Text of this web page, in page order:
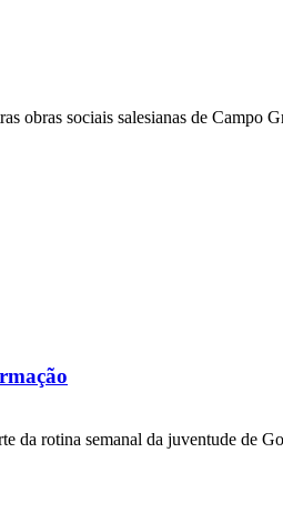
obras sociais salesianas de Campo
da rotina semanal da juventude de